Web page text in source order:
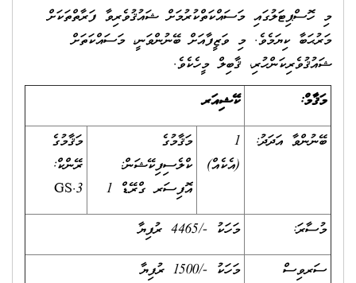
މި ހޮސްޕިޓަލުގައި މަސައްކަތްކުރުމަށް ޝައުޤުވެރިވާ ފަރާތްތަކަށް
މަރުޙަބާ ކިޔަމެވެ. މި ވަޒީފާއަށް ބޭނުންވަނީ، މަސައްކަތަށް
ޝައުޤުވެރިކަންހުރި، ޤާބިލް މީހެކެވެ.
މަޤާމް:
ކޭޝިއަރ
ބޭނުންވާ އަދަދު:
1
(އެކެއް)
މަޤާމުގެ
ކްލެސިފިކޭޝަން:
އޮފިސަރ ގްރޭޑް 1
މަޤާމުގެ
ރޭންކް:
GS.3
މުސާރަ:
މަހަކު -/4465 ރުފިޔާ
ސަރވިސް
މަހަކު -/1500 ރުފިޔާ